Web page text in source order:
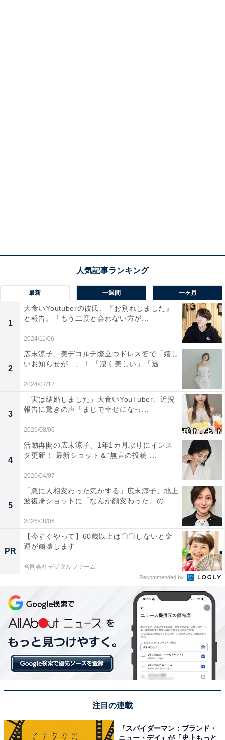
最新 一週間 一ヶ月
1
大食いYoutuberの彼氏、『お別れしました』
と報告。「もう二度と会わない方が...
2024/11/06
2
広末涼子、美デコルテ際立つドレス姿で「嬉し
いお知らせが…」！ 「凄く美しい」「透...
2024/07/12
3
「実は結婚しました」大食いYouTuber、近況
報告に驚きの声「まじで幸せになっ...
2026/08/06
4
活動再開の広末涼子、1年1カ月ぶりにインス
タ更新！ 最新ショット＆“無言の投稿”...
2026/04/07
5
「急に人相変わった気がする」広末涼子、地上
波復帰ショットに「なんか顔変わった」の...
2026/08/06
PR
【今すぐやって】60歳以上は〇〇しないと金
運が崩壊します
合同会社デジタルファーム
Recommended by
注目の連載
『スパイダーマン：ブランド・
ニュー・デイ』が「史上もっと